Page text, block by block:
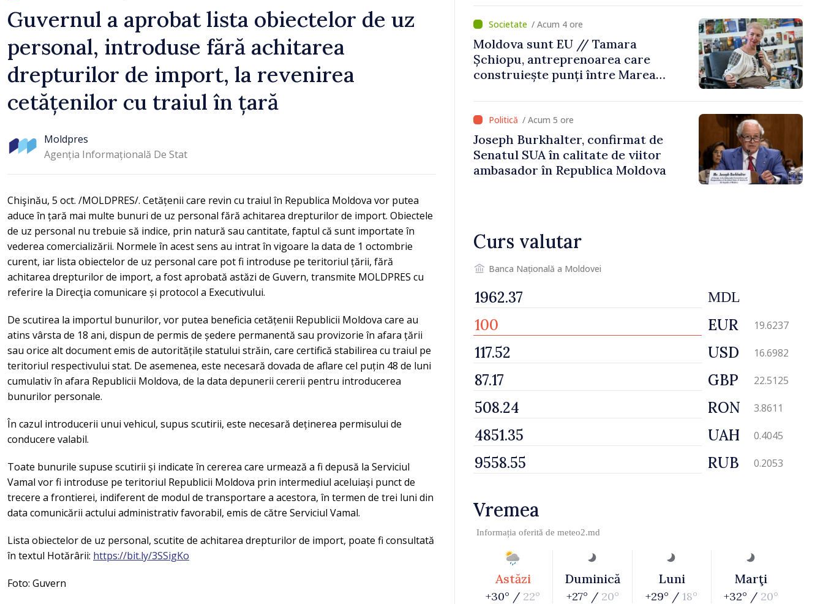
Guvernul a aprobat lista obiectelor de uz
personal, introduse fără achitarea
drepturilor de import, la revenirea
cetățenilor cu traiul în țară
Moldpres
Agenția Informațională De Stat
Chişinău, 5 oct. /MOLDPRES/. Cetățenii care revin cu traiul în Republica Moldova vor putea
aduce în țară mai multe bunuri de uz personal fără achitarea drepturilor de import. Obiectele
de uz personal nu trebuie să indice, prin natură sau cantitate, faptul că sunt importate în
vederea comercializării. Normele în acest sens au intrat în vigoare la data de 1 octombrie
curent, iar lista obiectelor de uz personal care pot fi introduse pe teritoriul țării, fără
achitarea drepturilor de import, a fost aprobată astăzi de Guvern, transmite MOLDPRES cu
referire la Direcţia comunicare și protocol a Executivului.
De scutirea la importul bunurilor, vor putea beneficia cetățenii Republicii Moldova care au
atins vârsta de 18 ani, dispun de permis de ședere permanentă sau provizorie în afara țării
sau orice alt document emis de autoritățile statului străin, care certifică stabilirea cu traiul pe
teritoriul respectivului stat. De asemenea, este necesară dovada de aflare cel puțin 48 de luni
cumulativ în afara Republicii Moldova, de la data depunerii cererii pentru introducerea
bunurilor personale.
În cazul introducerii unui vehicul, supus scutirii, este necesară deținerea permisului de
conducere valabil.
Toate bunurile supuse scutirii și indicate în cererea care urmează a fi depusă la Serviciul
Vamal vor fi introduse pe teritoriul Republicii Moldova prin intermediul aceluiași punct de
trecere a frontierei, indiferent de modul de transportare a acestora, în termen de trei luni din
data comunicării actului administrativ favorabil, emis de către Serviciul Vamal.
Lista obiectelor de uz personal, scutite de achitarea drepturilor de import, poate fi consultată
în textul Hotărârii: https://bit.ly/3SSigKo
Foto: Guvern
/ Acum 4 ore
Moldova sunt EU // Tamara
Șchiopu, antreprenoarea care
construiește punți între Marea
/ Acum 5 ore
Joseph Burkhalter, confirmat de
Senatul SUA în calitate de viitor
ambasador în Republica Moldova
Curs valutar
Banca Națională a Moldovei
MDL
EUR 19.6237
USD 16.6982
GBP 22.5125
RON 3.8611
UAH 0.4045
RUB 0.2053
Vremea
Informația oferită de meteo2.md
Astăzi
+30° / 22°
Duminică
+27° / 20°
Luni
+29° / 18°
Marţi
+32° / 20°